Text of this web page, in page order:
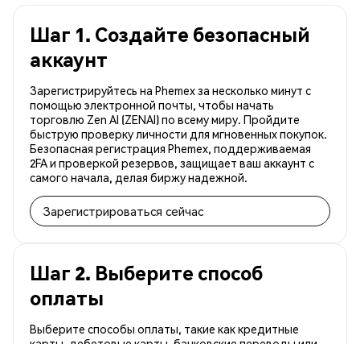
Шаг 1. Создайте безопасный
аккаунт
Зарегистрируйтесь на Phemex за несколько минут с
помощью электронной почты, чтобы начать
торговлю Zen AI (ZENAI) по всему миру. Пройдите
быструю проверку личности для мгновенных покупок.
Безопасная регистрация Phemex, поддерживаемая
2FA и проверкой резервов, защищает ваш аккаунт с
самого начала, делая биржу надежной.
Зарегистрироваться сейчас
Шаг 2. Выберите способ
оплаты
Выберите способы оплаты, такие как кредитные